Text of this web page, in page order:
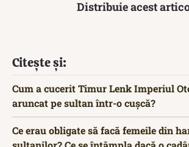
Distribuie acest
Citește și:
Cum a cucerit Timur Lenk Imperiul
aruncat pe sultan într-o cușcă?
Ce erau obligate să facă femeile din